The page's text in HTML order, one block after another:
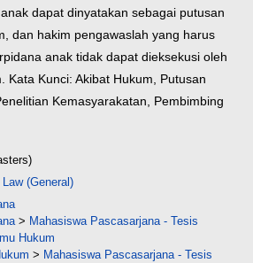
dapat dinyatakan sebagai putusan
dan hakim pengawaslah yang harus
anak tidak dapat dieksekusi oleh
Kata Kunci: Akibat Hukum, Putusan
Kemasyarakatan, Pembimbing
Law (General)
> Mahasiswa Pascasarjana - Tesis
Hukum
> Mahasiswa Pascasarjana - Tesis